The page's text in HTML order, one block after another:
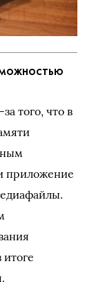
того, что в
приложение
итоге